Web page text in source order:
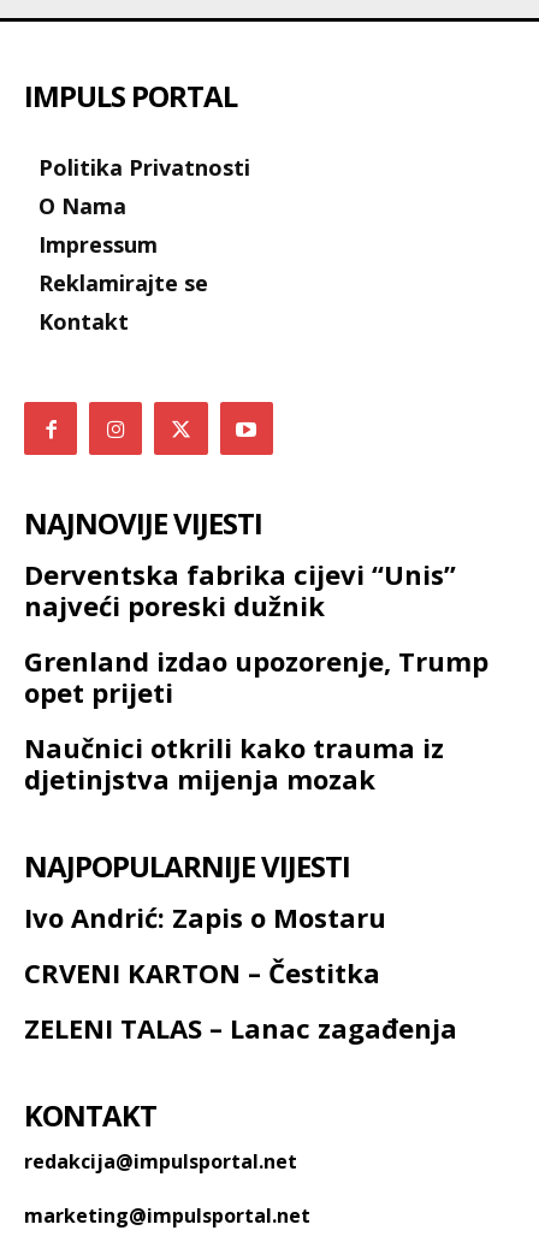
IMPULS PORTAL
Politika Privatnosti
O Nama
Impressum
Reklamirajte se
Kontakt
NAJNOVIJE VIJESTI
Derventska fabrika cijevi “Unis”
najveći poreski dužnik
Grenland izdao upozorenje, Trump
opet prijeti
Naučnici otkrili kako trauma iz
djetinjstva mijenja mozak
NAJPOPULARNIJE VIJESTI
Ivo Andrić: Zapis o Mostaru
CRVENI KARTON – Čestitka
ZELENI TALAS – Lanac zagađenja
KONTAKT
redakcija@impulsportal.net
marketing@impulsportal.net